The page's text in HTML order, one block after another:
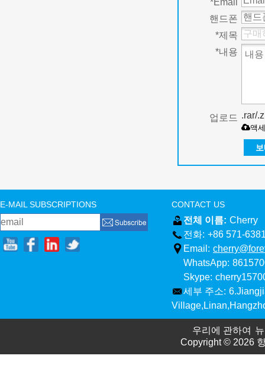
*Email
핸드폰
*제목
*내용
업로드 .rar/
액
E-MAIL SUBSCRIPTIONS CONTACT US
전체 이름: Cherry
전화: +86 571-
Email:
WhatsApp:
Skype:
세부 주소:
우리에 관하여
Copyright © 2026